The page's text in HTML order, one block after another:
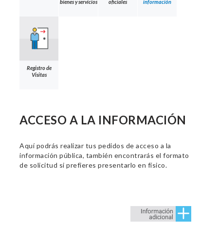
bienes y servicios
oficiales
información
Registro de
Visitas
ACCESO A LA INFORMACIÓN
Aquí podrás realizar tus pedidos de acceso a la
información pública, también encontrarás el formato
de solicitud si prefieres presentarlo en físico.